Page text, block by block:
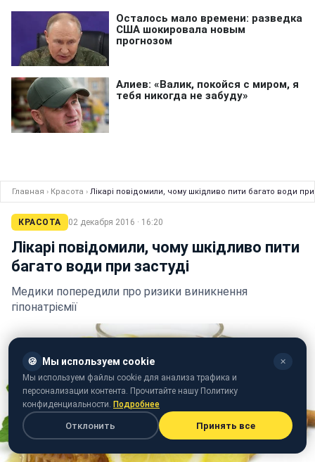
Главная › Красота › Лікарі повідомили, чому шкідливо пити багато води при
КРАСОТА 02 декабря 2016 · 16:20
Лікарі повідомили, чому шкідливо пити
багато води при застуді
Медики попередили про ризики виникнення
гіпонатріємії
🍪 Мы используем cookie ✕
Мы используем файлы cookie для анализа трафика и
персонализации контента. Прочитайте нашу Политику
конфиденциальности. Подробнее
Отклонить Принять все